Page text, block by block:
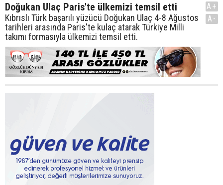
Doğukan Ulaç Paris'te ülkemizi temsil etti
Kıbrıslı Türk başarılı yüzücü Doğukan Ulaç 4-8 Ağustos
tarihleri arasında Paris'te kulaç atarak Türkiye Milli
takımı formasıyla ülkemizi temsil etti.
A+
A-